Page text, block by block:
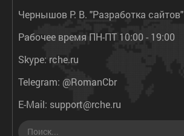
Чернышов Р. В. "Разработка сайтов"
Рабочее время ПН-ПТ 10:00 - 19:00
Skype: rche.ru
Telegram: @RomanCbr
E-Mail: support@rche.ru